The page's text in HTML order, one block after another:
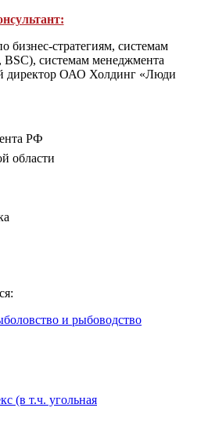
бизнес-стратегиям, системам
системам менеджмента
директор ОАО Холдинг «Люди
РФ
области
и рыбоводство
(в т.ч. угольная